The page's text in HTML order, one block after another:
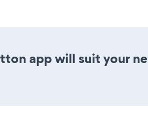
app will suit your